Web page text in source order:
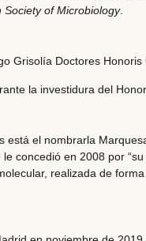
Society of Microbiology.
la investidura del
está el nombrarla
concedió en 2008 por
realizada de